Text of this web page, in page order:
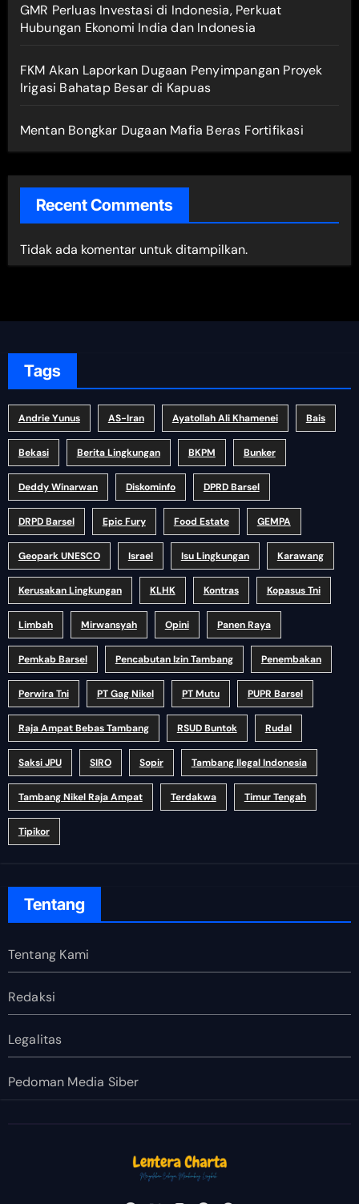
GMR Perluas Investasi di Indonesia, Perkuat
Hubungan Ekonomi India dan Indonesia
FKM Akan Laporkan Dugaan Penyimpangan Proyek
Irigasi Bahatap Besar di Kapuas
Mentan Bongkar Dugaan Mafia Beras Fortifikasi
Recent Comments
Tidak ada komentar untuk ditampilkan.
Tags
Andrie Yunus AS-Iran Ayatollah Ali Khamenei Bais
Bekasi Berita Lingkungan BKPM Bunker
Deddy Winarwan Diskominfo DPRD Barsel
DRPD Barsel Epic Fury Food Estate GEMPA
Geopark UNESCO Israel Isu Lingkungan Karawang
Kerusakan Lingkungan KLHK Kontras Kopasus Tni
Limbah Mirwansyah Opini Panen Raya
Pemkab Barsel Pencabutan Izin Tambang Penembakan
Perwira Tni PT Gag Nikel PT Mutu PUPR Barsel
Raja Ampat Bebas Tambang RSUD Buntok Rudal
Saksi JPU SIRO Sopir Tambang Ilegal Indonesia
Tambang Nikel Raja Ampat Terdakwa Timur Tengah
Tipikor
Tentang
Tentang Kami
Redaksi
Legalitas
Pedoman Media Siber